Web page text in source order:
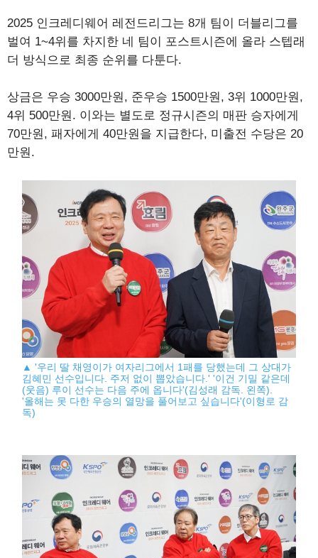
2025 인크레디웨어 레전드리그는 8개 팀이 더블리그를
벌여 1~4위를 차지한 네 팀이 포스트시즌에 올라 스텝래
더 방식으로 최종 순위를 다툰다.
상금은 우승 3000만원, 준우승 1500만원, 3위 1000만원,
4위 500만원. 이와는 별도로 정규시즌의 매판 승자에게
70만원, 패자에게 40만원을 지급한다, 미출전 수당은 20
만원.
▲ '우리 딸 채영이가 여자리그에서 1패를 당했는데 그 상대가
김혜민 선수입니다. 주저 없이 뽑았습니다.' '이건 기밀 같은데
(웃음) 루이 선수는 다음 주에 옵니다'(김성래 감독. 왼쪽).
'올해는 못 다한 우승의 열망을 풀어보고 싶습니다'(이형로 감
독)